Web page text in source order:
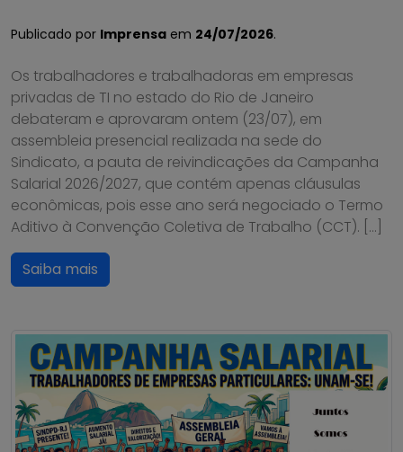
Publicado por Imprensa em 24/07/2026.
Os trabalhadores e trabalhadoras em empresas
privadas de TI no estado do Rio de Janeiro
debateram e aprovaram ontem (23/07), em
assembleia presencial realizada na sede do
Sindicato, a pauta de reivindicações da Campanha
Salarial 2026/2027, que contém apenas cláusulas
econômicas, pois esse ano será negociado o Termo
Aditivo à Convenção Coletiva de Trabalho (CCT). […]
Saiba mais